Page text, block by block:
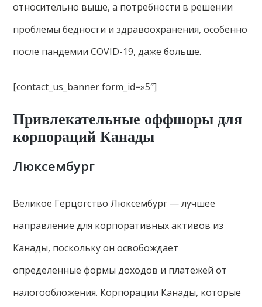
относительно выше, а потребности в решении
проблемы бедности и здравоохранения, особенно
после пандемии COVID-19, даже больше.
[contact_us_banner form_id=»5″]
Привлекательные оффшоры для
корпораций Канады
Люксембург
Великое Герцогство Люксембург — лучшее
направление для корпоративных активов из
Канады, поскольку он освобождает
определенные формы доходов и платежей от
налогообложения. Корпорации Канады, которые